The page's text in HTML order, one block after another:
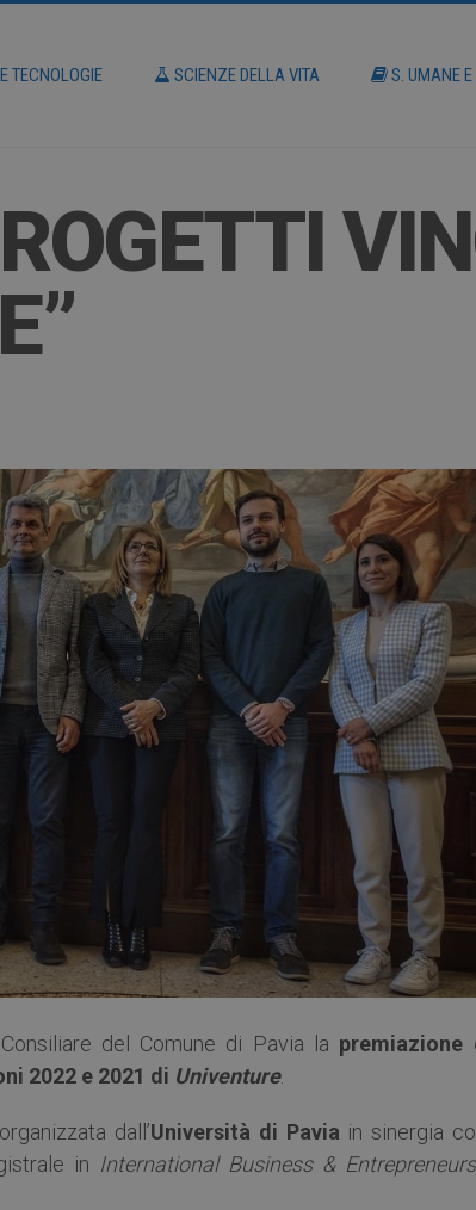
TECNOLOGIE SCIENZE DELLA VITA S. UMANE
del Comune di Pavia la premiazione
2022 e 2021 di Univenture.
dall’Università di Pavia in sinergia
in International Business &